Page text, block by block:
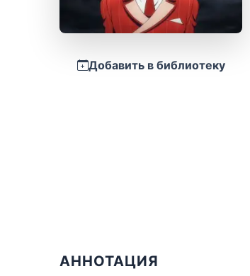
Добавить в библиотеку
АННОТАЦИЯ